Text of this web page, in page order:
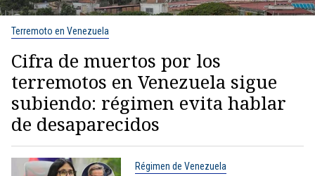
Terremoto en Venezuela
Cifra de muertos por los
terremotos en Venezuela sigue
subiendo: régimen evita hablar
de desaparecidos
Régimen de Venezuela